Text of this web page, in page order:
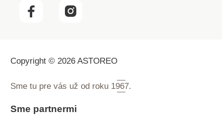
Copyright © 2026 ASTOREO
Sme tu pre vás už od roku 1967.
Sme partnermi